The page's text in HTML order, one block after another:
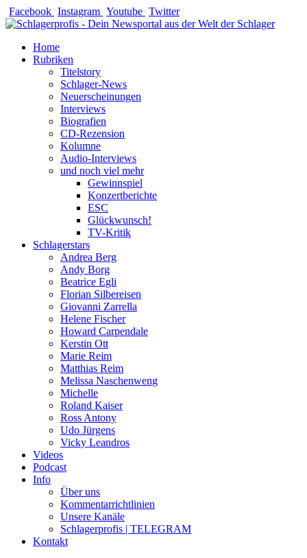
Zum
Inhalt
Facebook Instagram Youtube Twitter
Home
Rubriken
Titelstory
Schlager-News
Neuerscheinungen
Interviews
Biografien
CD-Rezension
Kolumne
Audio-Interviews
und noch viel mehr
Gewinnspiel
Konzertberichte
ESC
Glückwunsch!
TV-Kritik
Schlagerstars
Andrea Berg
Andy Borg
Beatrice Egli
Florian Silbereisen
Giovanni Zarrella
Helene Fischer
Howard Carpendale
Kerstin Ott
Marie Reim
Matthias Reim
Melissa Naschenweng
Michelle
Roland Kaiser
Ross Antony
Udo Jürgens
Vicky Leandros
Videos
Podcast
Info
Über uns
Kommentarrichtlinien
Unsere Kanäle
Schlagerprofis | TELEGRAM
Kontakt